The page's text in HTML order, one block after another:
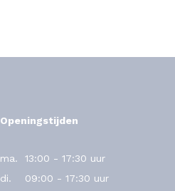
Openingstijden
ma.
13:00 - 17:30 uur
di.
09:00 - 17:30 uur